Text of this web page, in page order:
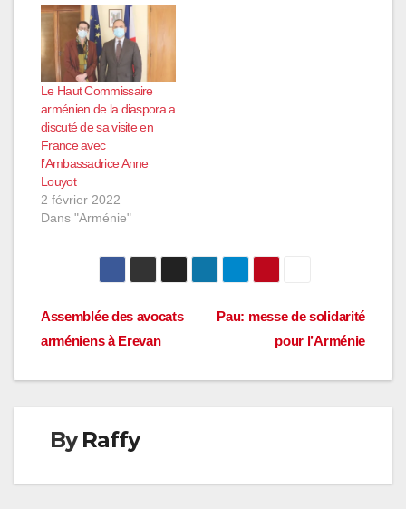
Le Haut Commissaire
arménien de la diaspora a
discuté de sa visite en
France avec
l’Ambassadrice Anne
Louyot
2 février 2022
Dans "Arménie"
Navigation
Pau: messe de solidarité
pour l’Arménie
Assemblée des avocats
arméniens à Erevan
ByRaffy